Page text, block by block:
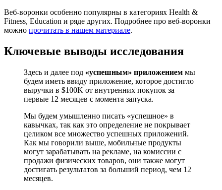
Веб-воронки особенно популярны в категориях Health &
Fitness, Education и ряде других. Подробнее про веб-воронки
можно прочитать в нашем материале.
Ключевые выводы исследования
Здесь и далее под «успешным» приложением мы
будем иметь ввиду приложение, которое достигло
выручки в $100K от внутренних покупок за
первые 12 месяцев с момента запуска.
Мы будем умышленно писать «успешное» в
кавычках, так как это определение не покрывает
целиком все множество успешных приложений.
Как мы говорили выше, мобильные продукты
могут зарабатывать на рекламе, на комиссии с
продажи физических товаров, они также могут
достигать результатов за больший период, чем 12
месяцев.